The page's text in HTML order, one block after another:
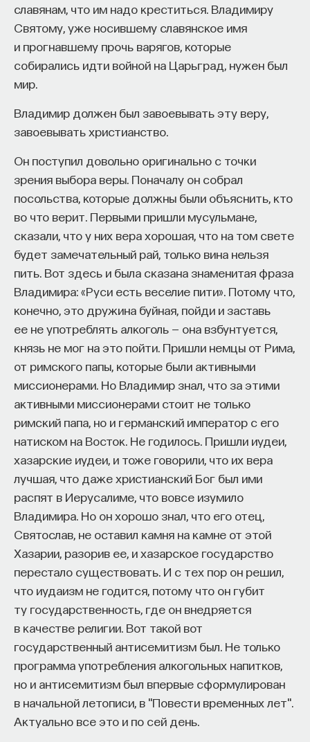
славянам, что им надо креститься. Владимиру
Святому, уже носившему славянское имя
и прогнавшему прочь варягов, которые
собирались идти войной на Царьград, нужен был
мир.
Владимир должен был завоевывать эту веру,
завоевывать христианство.
Он поступил довольно оригинально с точки
зрения выбора веры. Поначалу он собрал
посольства, которые должны были объяснить, кто
во что верит. Первыми пришли мусульмане,
сказали, что у них вера хорошая, что на том свете
будет замечательный рай, только вина нельзя
пить. Вот здесь и была сказана знаменитая фраза
Владимира: «Руси есть веселие пити». Потому что,
конечно, это дружина буйная, пойди и заставь
ее не употреблять алкоголь — она взбунтуется,
князь не мог на это пойти. Пришли немцы от Рима,
от римского папы, которые были активными
миссионерами. Но Владимир знал, что за этими
активными миссионерами стоит не только
римский папа, но и германский император с его
натиском на Восток. Не годилось. Пришли иудеи,
хазарские иудеи, и тоже говорили, что их вера
лучшая, что даже христианский Бог был ими
распят в Иерусалиме, что вовсе изумило
Владимира. Но он хорошо знал, что его отец,
Святослав, не оставил камня на камне от этой
Хазарии, разорив ее, и хазарское государство
перестало существовать. И с тех пор он решил,
что иудаизм не годится, потому что он губит
ту государственность, где он внедряется
в качестве религии. Вот такой вот
государственный антисемитизм был. Не только
программа употребления алкогольных напитков,
но и антисемитизм был впервые сформулирован
в начальной летописи, в "Повести временных лет".
Актуально все это и по сей день.
оно формируется. Нам долго казалось, что
преподаватель может просто хорошо и логично
изложить материал, а студент — зафиксировать
его и затем воспроизвести. Но самый важный
момент происходит потом, когда человек
остается один на один с этим материалом
и пытается что-то с ним сделать. И получается,
не в аудитории, а за ее пределами».
ИИ полезен не как костыль, а как
сложный собеседник
«Мы не наказываем студентов за использование
ИИ, потому что сам факт его использования еще
ничего не объясняет. Важно не то, что студент
обратился к ИИ, а то, как именно он это делает.
Если воспринимать ИИ просто как помощника,
ресурс или способ сэкономить усилия, студенты
чаще всего лишь снижают когнитивную
нагрузку — а университет вообще не для этого
создан. Они некритично делегируют агенту
самые разные задачи и переносят в эту
коммуникацию далеко не лучшие привычки.
Но если использовать ИИ как сложного
собеседника, который заставляет уточнять
основания, спорить и продумывать собственную
позицию, тогда студент действительно
продвигается. Решающее значение имеет
не объем общения и не тип задания, а характер
самой коммуникации».
«Мыслить как учёный» — подкаст основателя
ПостНауки Ивара Максутова о людях, которые
меняют мир. В каждом выпуске — разговоры
с исследователями, предпринимателями,
инвесторами и изобретателями. За десятки
эпизодов Ивар обсудил большие языковые
модели вместе с Михаилом Бурцевым, цифровые